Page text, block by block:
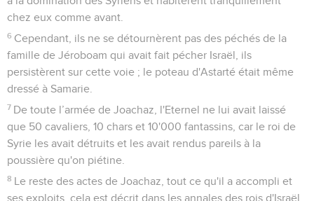
chez eux comme avant.
6 Cependant, ils ne se détournèrent pas des péchés de la
famille de Jéroboam qui avait fait pécher Israël, ils
persistèrent sur cette voie ; le poteau d'Astarté était même
dressé à Samarie.
7 De toute l’armée de Joachaz, l'Eternel ne lui avait laissé
que 50 cavaliers, 10 chars et 10'000 fantassins, car le roi de
Syrie les avait détruits et les avait rendus pareils à la
poussière qu'on piétine.
8 Le reste des actes de Joachaz, tout ce qu'il a accompli et
ses exploits, cela est décrit dans les annales des rois d'Israël.